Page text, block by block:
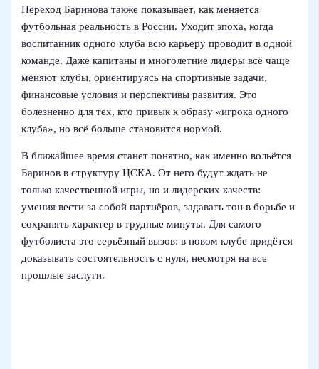
Переход Баринова также показывает, как меняется
футбольная реальность в России. Уходит эпоха, когда
воспитанник одного клуба всю карьеру проводит в одной
команде. Даже капитаны и многолетние лидеры всё чаще
меняют клубы, ориентируясь на спортивные задачи,
финансовые условия и перспективы развития. Это
болезненно для тех, кто привык к образу «игрока одного
клуба», но всё больше становится нормой.
В ближайшее время станет понятно, как именно вольётся
Баринов в структуру ЦСКА. От него будут ждать не
только качественной игры, но и лидерских качеств:
умения вести за собой партнёров, задавать тон в борьбе и
сохранять характер в трудные минуты. Для самого
футболиста это серьёзный вызов: в новом клубе придётся
доказывать состоятельность с нуля, несмотря на все
прошлые заслуги.